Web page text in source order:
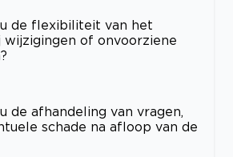
de flexibiliteit van het
of onvoorziene
de afhandeling van vragen,
schade na afloop van de